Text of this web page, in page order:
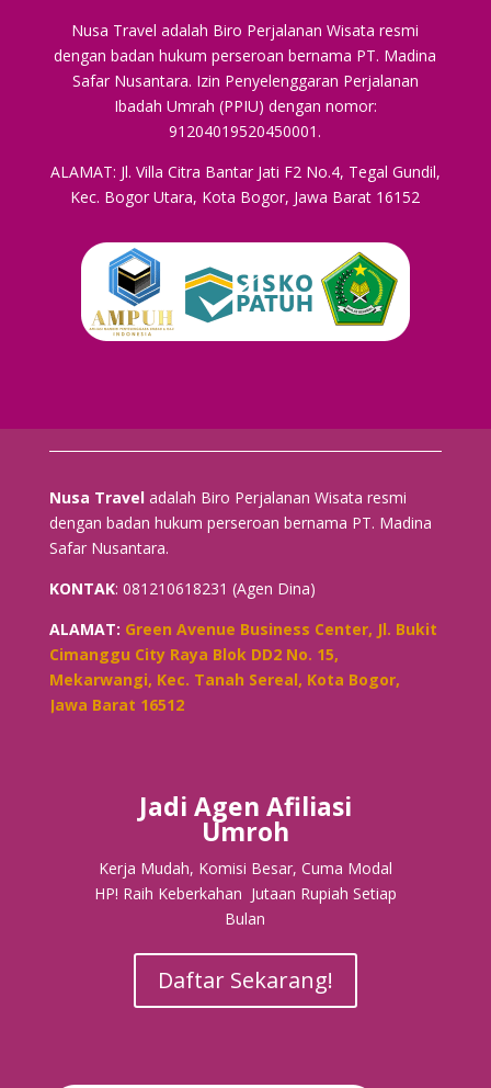
​Nusa Travel adalah Biro Perjalanan Wisata resmi
dengan badan hukum perseroan bernama PT. Madina
Safar Nusantara. Izin Penyelenggaran Perjalanan
Ibadah Umrah (PPIU) dengan nomor:
91204019520450001.
ALAMAT: Jl. Villa Citra Bantar Jati F2 No.4, Tegal Gundil,
Kec. Bogor Utara, Kota Bogor, Jawa Barat 16152
Nusa Traveladalah Biro Perjalanan Wisata resmi
dengan badan hukum perseroan bernama PT. Madina
Safar Nusantara.
KONTAK: 081210618231 (Agen Dina)
ALAMAT: Green Avenue Business Center, Jl. Bukit
Cimanggu City Raya Blok DD2 No. 15,
Mekarwangi, Kec. Tanah Sereal, Kota Bogor,
Jawa Barat 16512
Jadi Agen Afiliasi
Umroh
Kerja Mudah, Komisi Besar, Cuma Modal
HP! Raih Keberkahan Jutaan Rupiah Setiap
Bulan
Daftar Sekarang!